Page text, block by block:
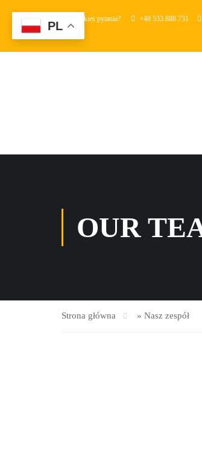
Masz jakieś pytania? +48 533 888 731
OUR
Strona główna » Nasz zespół
PL